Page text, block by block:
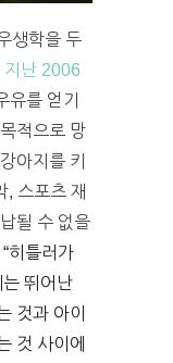
생학을 두
지난 2006
유를 얻기
적으로 망
아지를 키
, 스포츠 재
될 수 없을
“히틀러가
뛰어난
것과 아이
것 사이에